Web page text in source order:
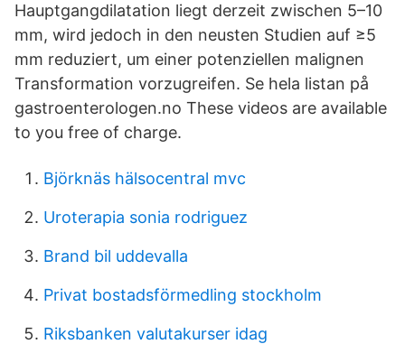
Hauptgangdilatation liegt derzeit zwischen 5–10
mm, wird jedoch in den neusten Studien auf ≥5
mm reduziert, um einer potenziellen malignen
Transformation vorzugreifen. Se hela listan på
gastroenterologen.no These videos are available
to you free of charge.
Björknäs hälsocentral mvc
Uroterapia sonia rodriguez
Brand bil uddevalla
Privat bostadsförmedling stockholm
Riksbanken valutakurser idag